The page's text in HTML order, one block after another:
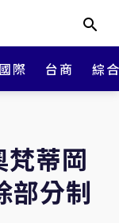
國際 台商 綜
蒂岡
分制